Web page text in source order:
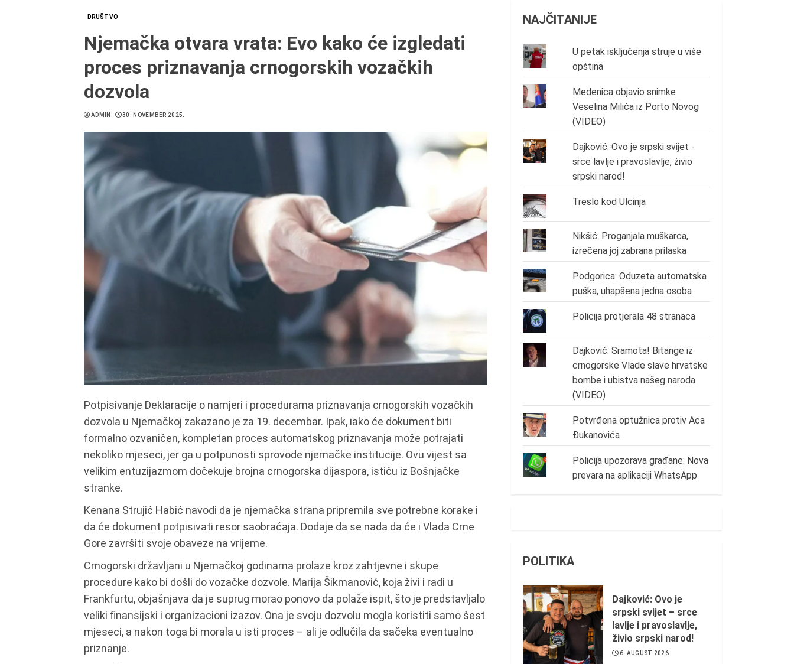
DRUŠTVO
Njemačka otvara vrata: Evo kako će izgledati
proces priznavanja crnogorskih vozačkih
dozvola
ADMIN 30. NOVEMBER 2025.
Potpisivanje Deklaracije o namjeri i procedurama priznavanja crnogorskih vozačkih
dozvola u Njemačkoj zakazano je za 19. decembar. Ipak, iako će dokument biti
formalno ozvaničen, kompletan proces automatskog priznavanja može potrajati
nekoliko mjeseci, jer ga u potpunosti sprovode njemačke institucije. Ovu vijest sa
velikim entuzijazmom dočekuje brojna crnogorska dijaspora, ističu iz Bošnjačke
stranke.
Kenana Strujić Habić navodi da je njemačka strana pripremila sve potrebne korake i
da će dokument potpisivati resor saobraćaja. Dodaje da se nada da će i Vlada Crne
Gore završiti svoje obaveze na vrijeme.
Crnogorski državljani u Njemačkoj godinama prolaze kroz zahtjevne i skupe
procedure kako bi došli do vozačke dozvole. Marija Šikmanović, koja živi i radi u
Frankfurtu, objašnjava da je suprug morao ponovo da polaže ispit, što je predstavljalo
veliki finansijski i organizacioni izazov. Ona je svoju dozvolu mogla koristiti samo šest
mjeseci, a nakon toga bi morala u isti proces – ali je odlučila da sačeka eventualno
priznanje.
NAJČITANIJE
U petak isključenja struje u više
opština
Medenica objavio snimke
Veselina Milića iz Porto Novog
(VIDEO)
Dajković: Ovo je srpski svijet -
srce lavlje i pravoslavlje, živio
srpski narod!
Treslo kod Ulcinja
Nikšić: Proganjala muškarca,
izrečena joj zabrana prilaska
Podgorica: Oduzeta automatska
puška, uhapšena jedna osoba
Policija protjerala 48 stranaca
Dajković: Sramota! Bitange iz
crnogorske Vlade slave hrvatske
bombe i ubistva našeg naroda
(VIDEO)
Potvrđena optužnica protiv Aca
Đukanovića
Policija upozorava građane: Nova
prevara na aplikaciji WhatsApp
POLITIKA
Dajković: Ovo je
srpski svijet – srce
lavlje i pravoslavlje,
živio srpski narod!
6. AUGUST 2026.